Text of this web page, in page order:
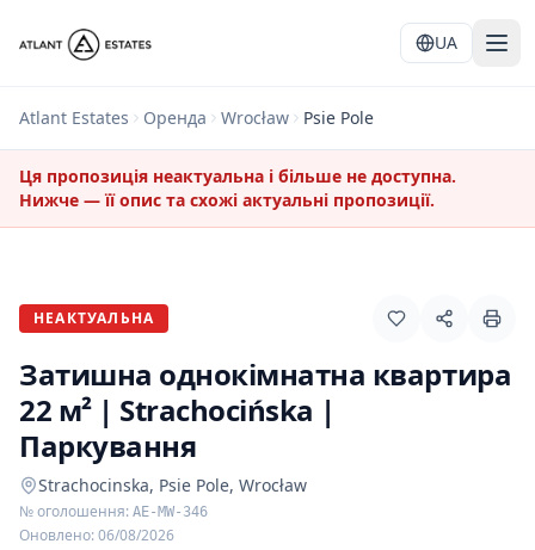
UA
Atlant Estates Оренда Wrocław Psie Pole
Ця пропозиція неактуальна і більше не доступна.
Нижче — її опис та схожі актуальні пропозиції.
НЕАКТУАЛЬНА
Затишна однокімнатна квартира
22 м² | Strachocińska |
Паркування
Strachocinska, Psie Pole, Wrocław
№ оголошення: AE-MW-346
Оновлено:06/08/2026